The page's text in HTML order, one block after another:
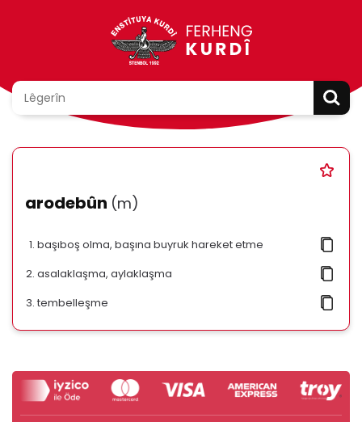
arodebûn (m)
başıboş olma, başına buyruk hareket etme
asalaklaşma, aylaklaşma
tembelleşme